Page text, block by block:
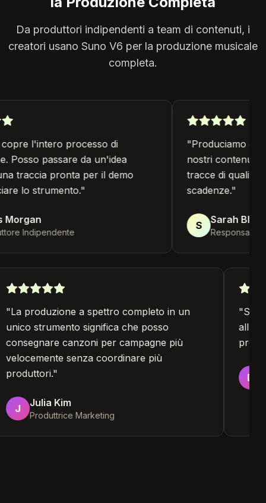
Da produttori indipendenti a team di contenuti, i
creatori usano Suno V6 per la produzione musicale
completa.
l'intero processo di
Posso passare da un'idea
traccia pronta per il demo
lo strumento."
Indipendente
Produciamo
nostri contenuti.
tracce di qualità
scadenze."
S Sarah Blake
Responsabile
"La produzione a spettro completo in un
unico strumento significa che posso
consegnare canzoni per campagne più
velocemente senza coordinare più
produttori.
Julia Kim
Produttrice Marketing
"